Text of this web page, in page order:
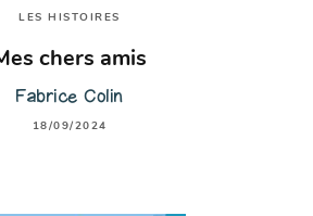
LES HISTOIRES
chers amis
Fabrice Colin
18/09/2024